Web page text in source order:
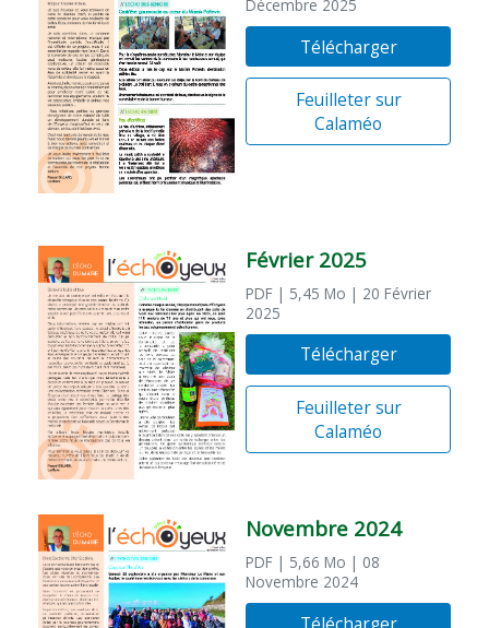
Décembre 2025
Télécharger
Feuilleter sur
Calaméo
Février 2025
PDF | 5,45 Mo | 20 Février
2025
Télécharger
Feuilleter sur
Calaméo
Novembre 2024
PDF | 5,66 Mo | 08
Novembre 2024